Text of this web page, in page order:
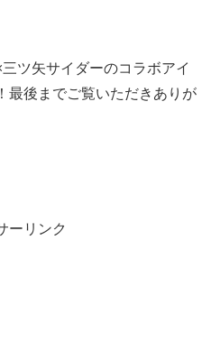
ツ矢サイダーのコラボアイ
最後までご覧いただきありが
ーリンク